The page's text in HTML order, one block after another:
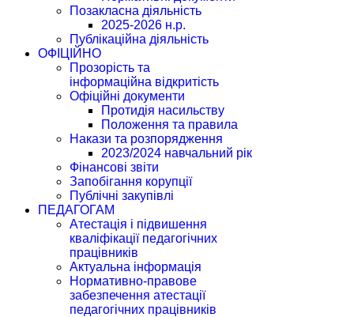
Позакласна діяльність
2025-2026 н.р.
Публікаційна діяльність
ОФІЦІЙНО
Прозорість та
інформаційна відкритість
Офіційні документи
Протидія насильству
Положення та правила
Накази та розпорядження
2023/2024 навчальний рік
Фінансові звіти
Запобігання корупції
Публічні закупівлі
ПЕДАГОГАМ
Атестація і підвишення
кваліфікації педагогічних
працівників
Актуальна інформація
Нормативно-правове
забезпечення атестації
педагогічних працівників